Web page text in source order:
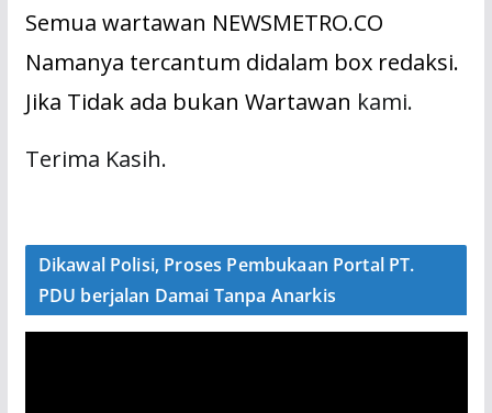
Semua wartawan NEWSMETRO.CO
Namanya tercantum didalam box redaksi.
Jika Tidak ada bukan Wartawan kami.
Terima Kasih.
Dikawal Polisi, Proses Pembukaan Portal PT.
PDU berjalan Damai Tanpa Anarkis